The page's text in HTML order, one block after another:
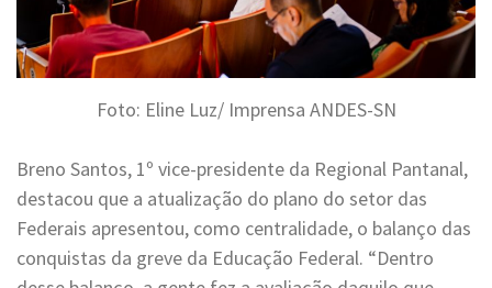
Foto: Eline Luz/ Imprensa ANDES-SN
Breno Santos, 1º vice-presidente da Regional Pantanal,
destacou que a atualização do plano do setor das
Federais apresentou, como centralidade, o balanço das
conquistas da greve da Educação Federal. “Dentro